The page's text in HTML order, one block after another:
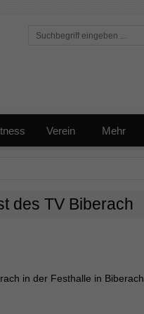
Verein Mehr
des TV Biberach
in der Festhalle in Biberach